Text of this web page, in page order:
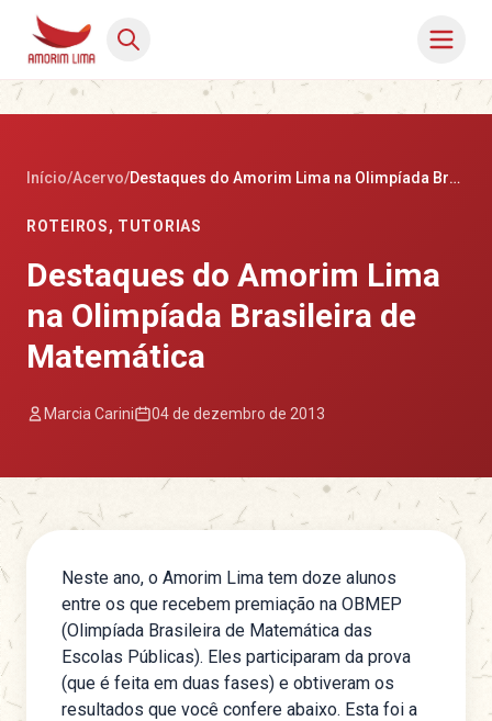
Início/Acervo/ Destaques do Amorim Lima na Olimpíada Brasileira de Matemática
ROTEIROS, TUTORIAS
Destaques do Amorim Lima
na Olimpíada Brasileira de
Matemática
Marcia Carini 04 de dezembro de 2013
Neste ano, o Amorim Lima tem doze alunos
entre os que recebem premiação na OBMEP
(Olimpíada Brasileira de Matemática das
Escolas Públicas). Eles participaram da prova
(que é feita em duas fases) e obtiveram os
resultados que você confere abaixo. Esta foi a